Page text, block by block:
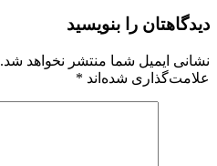
دیدگاهتان را بنویسید
نشانی ایمیل شما منتشر نخواهد شد.
علامت‌گذاری شده‌اند *